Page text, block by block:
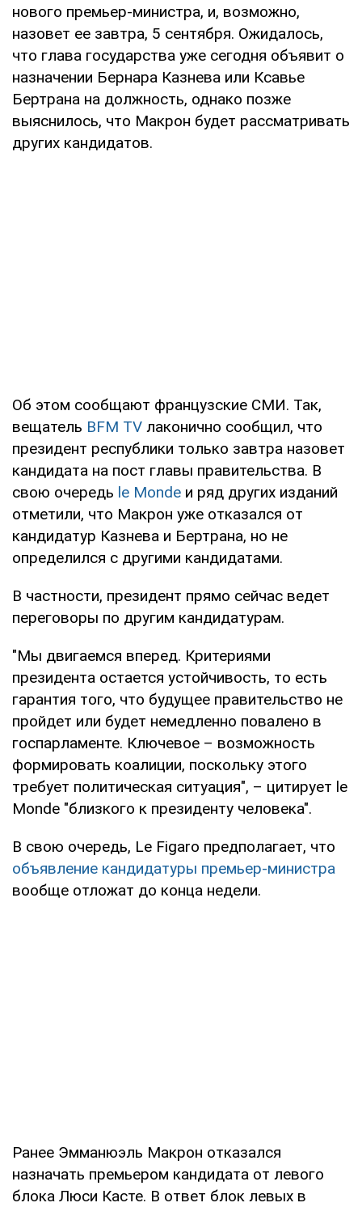
нового премьер-министра, и, возможно,
назовет ее завтра, 5 сентября. Ожидалось,
что глава государства уже сегодня объявит о
назначении Бернара Казнева или Ксавье
Бертрана на должность, однако позже
выяснилось, что Макрон будет рассматривать
других кандидатов.
Об этом сообщают французские СМИ. Так,
вещатель BFM TV лаконично сообщил, что
президент республики только завтра назовет
кандидата на пост главы правительства. В
свою очередь le Мonde и ряд других изданий
отметили, что Макрон уже отказался от
кандидатур Казнева и Бертрана, но не
определился с другими кандидатами.
В частности, президент прямо сейчас ведет
переговоры по другим кандидатурам.
"Мы двигаемся вперед. Критериями
президента остается устойчивость, то есть
гарантия того, что будущее правительство не
пройдет или будет немедленно повалено в
госпарламенте. Ключевое – возможность
формировать коалиции, поскольку этого
требует политическая ситуация", – цитирует le
Мonde "близкого к президенту человека".
В свою очередь, Le Figaro предполагает, что
объявление кандидатуры премьер-министра
вообще отложат до конца недели.
Ранее Эмманюэль Макрон отказался
назначать премьером кандидата от левого
блока Люси Касте. В ответ блок левых в